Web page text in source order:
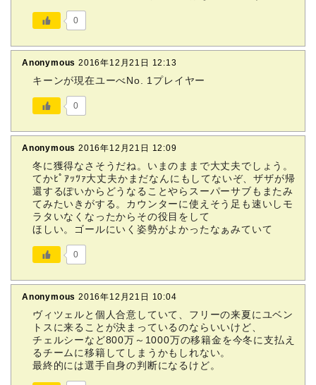
0
Anonymous 2016年12月21日 12:13
キーンが現在ユーべNo. 1プレイヤー
0
Anonymous 2016年12月21日 12:09
冬に獲得なさそうだね。いまのままで大丈夫でしょう。
てかﾋﾟｱｯﾂｧ大丈夫かまだなんにもしてないぞ、ザザが帰
還するぽいからどうなることやらスーパーサブもまたみ
てみたいきがする。カウンターに使えそう足も速いしモ
ラタいなくなったからその役目をして
ほしい。ゴールにいく姿勢がよかったなぁみていて
0
Anonymous 2016年12月21日 10:04
ヴィツェルと個人合意していて、フリーの来夏にユベン
トスに来ることが決まっているのならいいけど、
チェルシーなど800万～1000万の移籍金を今冬に支払え
るチームに移籍してしまうかもしれない。
最終的には選手自身の判断になるけど。